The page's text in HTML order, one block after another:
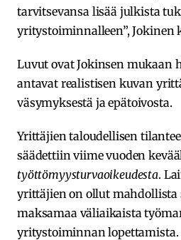
tarvitsevansa lisää julkista
yritystoiminnalleen”, Jokinen
Luvut ovat Jokinsen mukaan
antavat realistisen kuvan
väsymyksestä ja epätoivosta.
Yrittäjien taloudellisen
säädettiin viime vuoden
työttömyysturvaoikeudesta.
yrittäjien on ollut mahdollista
maksamaa väliaikaista
yritystoiminnan lopettamista.